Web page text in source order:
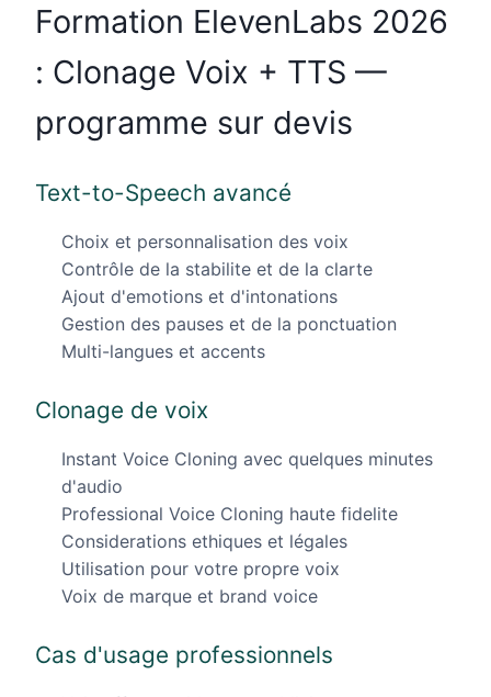
Formation ElevenLabs 2026
: Clonage Voix + TTS —
programme sur devis
Text-to-Speech avancé
Choix et personnalisation des voix
Contrôle de la stabilite et de la clarte
Ajout d'emotions et d'intonations
Gestion des pauses et de la ponctuation
Multi-langues et accents
Clonage de voix
Instant Voice Cloning avec quelques minutes
d'audio
Professional Voice Cloning haute fidelite
Considerations ethiques et légales
Utilisation pour votre propre voix
Voix de marque et brand voice
Cas d'usage professionnels